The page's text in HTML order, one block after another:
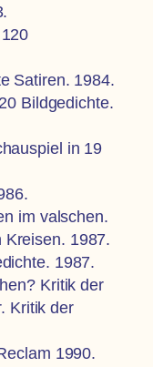
Satiren. 1984.
Bildgedichte.
in 19
im valschen.
Kreisen. 1987.
1987.
Kritik der
Kritik der
1990.